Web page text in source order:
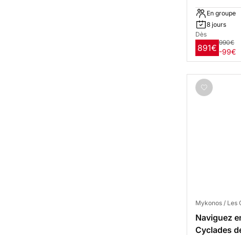
En groupe
8 jours
Dès
891€
990€
-99€
Mykonos / Les
Naviguez
Cyclades